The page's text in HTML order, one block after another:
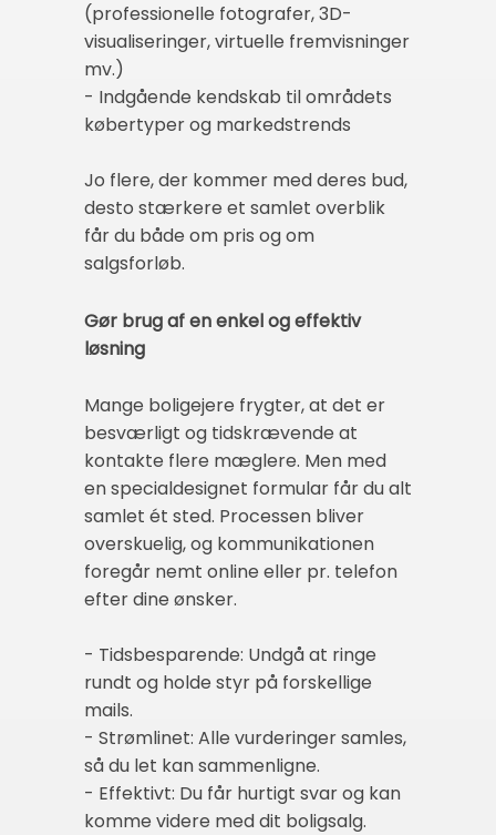
(professionelle fotografer, 3D-
visualiseringer, virtuelle fremvisninger
mv.)
- Indgående kendskab til områdets
købertyper og markedstrends
Jo flere, der kommer med deres bud,
desto stærkere et samlet overblik
får du både om pris og om
salgsforløb.
Gør brug af en enkel og effektiv
løsning
Mange boligejere frygter, at det er
besværligt og tidskrævende at
kontakte flere mæglere. Men med
en specialdesignet formular får du alt
samlet ét sted. Processen bliver
overskuelig, og kommunikationen
foregår nemt online eller pr. telefon
efter dine ønsker.
- Tidsbesparende: Undgå at ringe
rundt og holde styr på forskellige
mails.
- Strømlinet: Alle vurderinger samles,
så du let kan sammenligne.
- Effektivt: Du får hurtigt svar og kan
komme videre med dit boligsalg.